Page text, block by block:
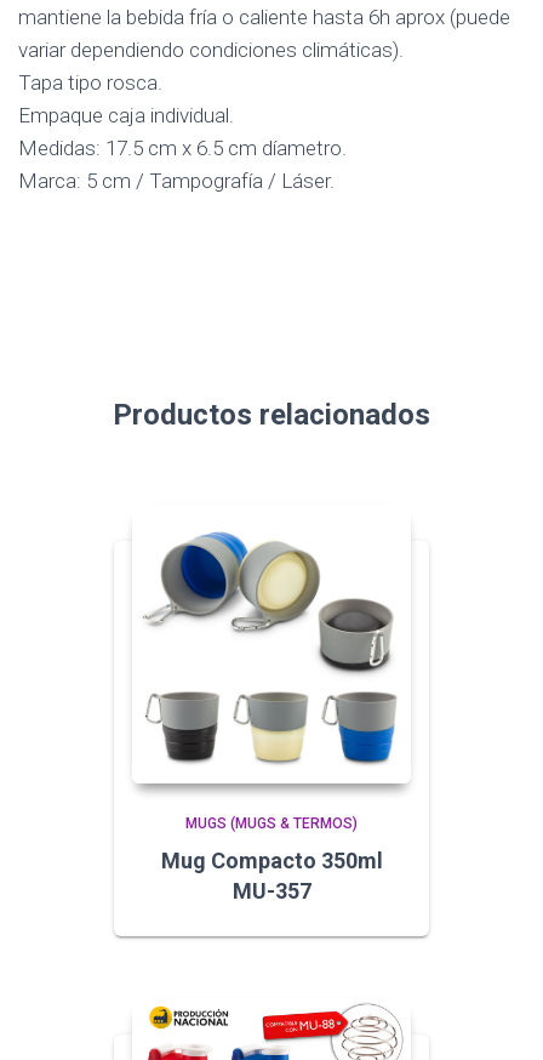
mantiene la bebida fría o caliente hasta 6h aprox (puede
variar dependiendo condiciones climáticas).
Tapa tipo rosca.
Empaque caja individual.
Medidas: 17.5 cm x 6.5 cm díametro.
Marca: 5 cm / Tampografía / Láser.
Productos relacionados
MUGS (MUGS & TERMOS)
Mug Compacto 350ml
MU-357